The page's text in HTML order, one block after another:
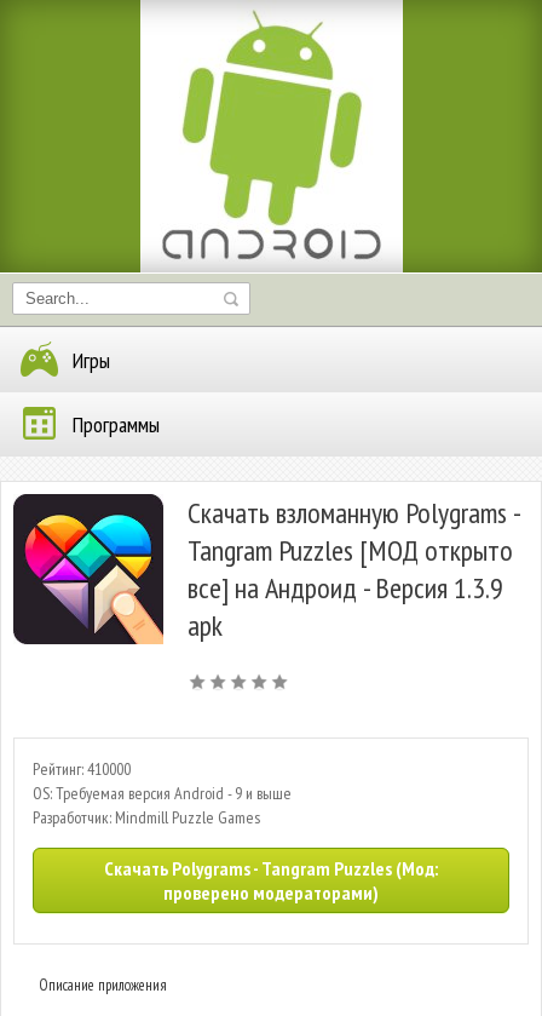
Игры
Программы
Скачать взломанную Polygrams -
Tangram Puzzles [МОД открыто
все] на Андроид - Версия 1.3.9
apk
Рейтинг: 410000
OS: Требуемая версия Android - 9 и выше
Разработчик: Mindmill Puzzle Games
Скачать Polygrams - Tangram Puzzles (Мод:
проверено модераторами)
Описание приложения